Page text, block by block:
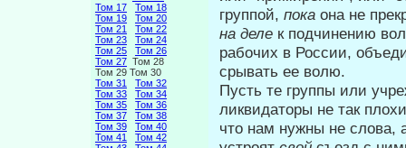
Том 17
Том 18
Том 19
Том 20
Том 21
Том 22
Том 23
Том 24
Том 25
Том 26
Том 27 Том 28
Том 29 Том 30
Том 31
Том 32
Том 33
Том 34
Том 35
Том 36
Том 37
Том 38
Том 39
Том 40
Том 41
Том 42
группой, пока она не
на деле к подчине­нию
рабочих в России,
срывать ее волю.
Пусть те группы или
ликвидато­ры не так
что нам нужны не слова,